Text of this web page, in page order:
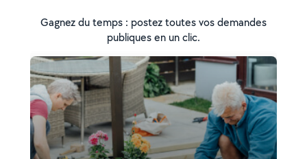
Gagnez du temps : postez toutes vos demandes
publiques en un clic.